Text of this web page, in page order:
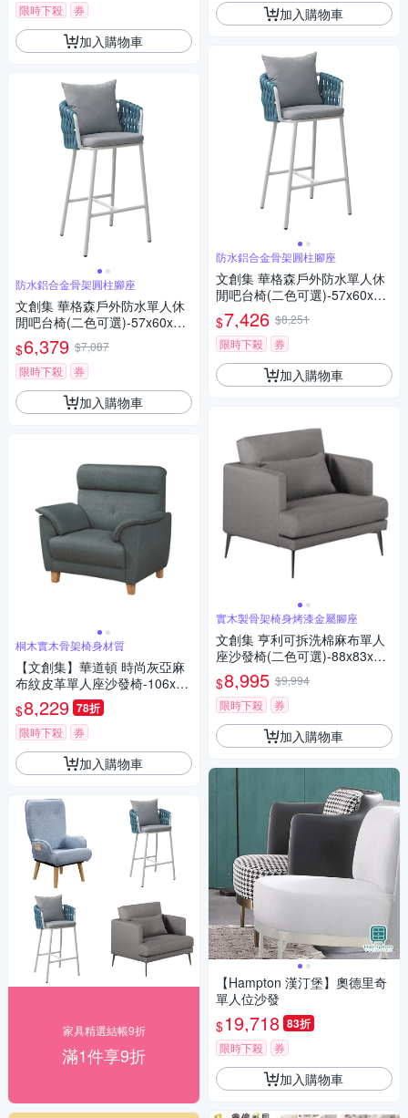
限時下殺 券
加入購物車
防水鋁合金骨架圓柱腳座
文創集 華格森戶外防水單人休
閒吧台椅(二色可選)-57x60x10
8cm免組
$6,379 $7,087
限時下殺
券
加入購物車
桐木實木骨架椅身材質
【文創集】華道頓 時尚灰亞麻
布紋皮革單人座沙發椅-106x86
x105cm免組
$8,229 78折
限時下殺 券
加入購物車
家具精選結帳9折
滿1件享9折
加入購物車
防水鋁合金骨架圓柱腳座
文創集 華格森戶外防水單人休
閒吧台椅(二色可選)-57x60x10
8cm免組
$7,426 $8,251
限時下殺
券
加入購物車
實木製骨架椅身烤漆金屬腳座
文創集 亨利可拆洗棉麻布單人
座沙發椅(二色可選)-88x83x69
cm免組
$8,995 $9,994
限時下殺
券
加入購物車
【Hampton 漢汀堡】奧德里奇
單人位沙發
$19,718 83折
限時下殺 券
加入購物車